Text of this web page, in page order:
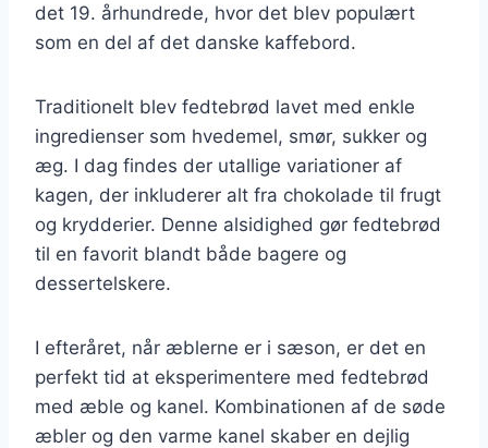
det 19. århundrede, hvor det blev populært
som en del af det danske kaffebord.
Traditionelt blev fedtebrød lavet med enkle
ingredienser som hvedemel, smør, sukker og
æg. I dag findes der utallige variationer af
kagen, der inkluderer alt fra chokolade til frugt
og krydderier. Denne alsidighed gør fedtebrød
til en favorit blandt både bagere og
dessertelskere.
I efteråret, når æblerne er i sæson, er det en
perfekt tid at eksperimentere med fedtebrød
med æble og kanel. Kombinationen af de søde
æbler og den varme kanel skaber en dejlig